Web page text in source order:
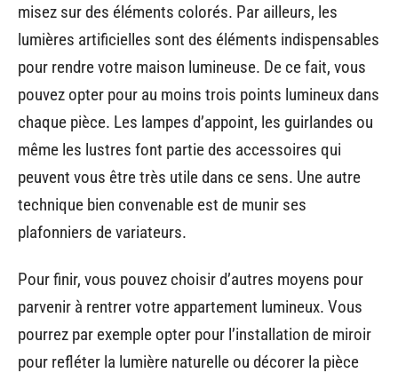
misez sur des éléments colorés. Par ailleurs, les
lumières artificielles sont des éléments indispensables
pour rendre votre maison lumineuse. De ce fait, vous
pouvez opter pour au moins trois points lumineux dans
chaque pièce. Les lampes d’appoint, les guirlandes ou
même les lustres font partie des accessoires qui
peuvent vous être très utile dans ce sens. Une autre
technique bien convenable est de munir ses
plafonniers de variateurs.
Pour finir, vous pouvez choisir d’autres moyens pour
parvenir à rentrer votre appartement lumineux. Vous
pourrez par exemple opter pour l’installation de miroir
pour refléter la lumière naturelle ou décorer la pièce